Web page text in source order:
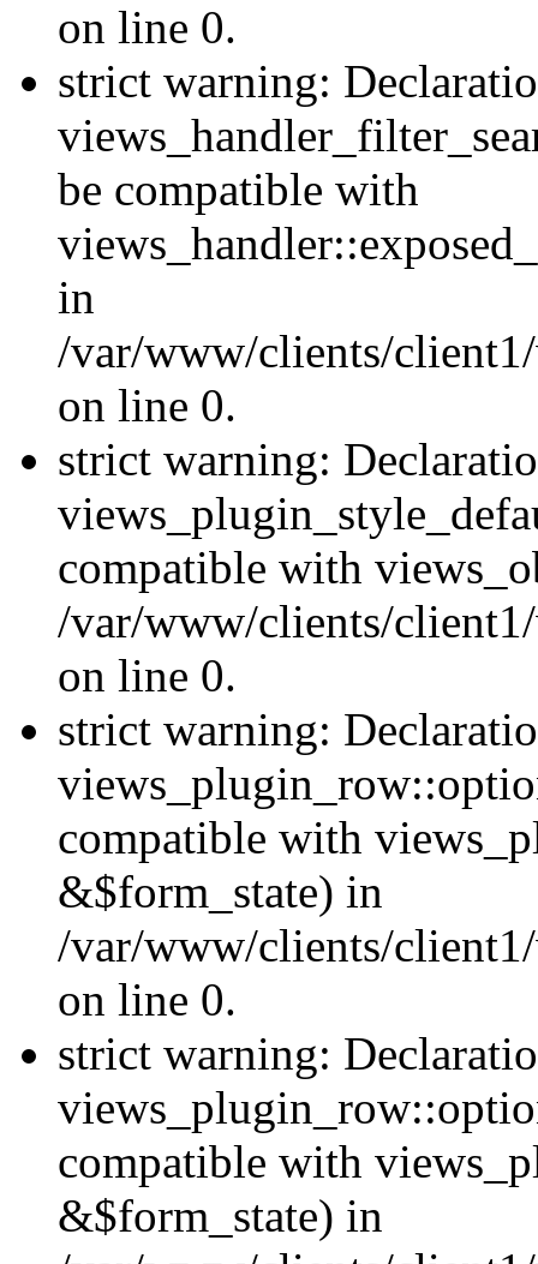
on line 0.
strict warning:
be compatible with
in
/var/www/clients/
on line 0.
strict warning:
compatible with
/var/www/clients/
on line 0.
strict warning:
compatible with
&$form_state) in
/var/www/clients/
on line 0.
strict warning:
compatible with
&$form_state) in